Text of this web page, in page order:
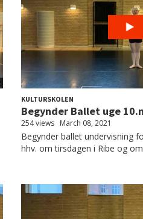
KULTURSKOLEN
Begynder Ballet uge
254 views March 08, 2021
Begynder ballet undervisning
hhv. om tirsdagen i Ribe og